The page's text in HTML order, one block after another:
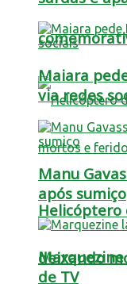
Helicóptero
deixando
Maiara
via redes
Manu
após sumiço
de TV